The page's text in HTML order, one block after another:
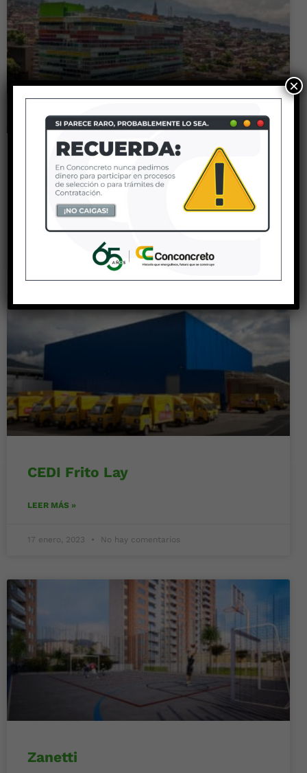
Hospital Infantil Concejo de
Medellín
LEER MÁS »
21 febrero, 2023 No hay comentarios
CEDI Frito Lay
LEER MÁS »
17 enero, 2023 No hay comentarios
Zanetti
×